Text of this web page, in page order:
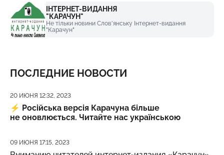
ІНТЕРНЕТ-ВИДАННЯ
"КАРАЧУН"
Не тільки новини Слов'янську Інтернет-видання
"Карачун"
ПОСЛЕДНИЕ НОВОСТИ
Дата публикации
20 ИЮНЯ 12:32, 2023
⚡️ Російська версія Карачуна більше
не оновлюється. Читайте нас українською
Дата публикации
09 ИЮНЯ 17:15, 2023